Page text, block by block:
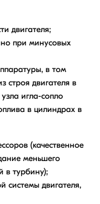
двигателя;
при минусовых
в том
строя двигателя в
игла-сопло
в цилиндрах в
(качественное
меньшего
в турбину);
системы двигателя,